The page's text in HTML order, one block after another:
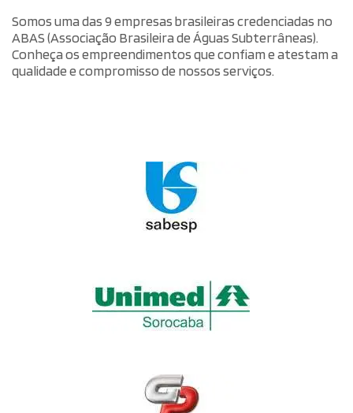
Somos uma das 9 empresas brasileiras credenciadas no
ABAS (Associação Brasileira de Águas Subterrâneas).
Conheça os empreendimentos que confiam e atestam a
qualidade e compromisso de nossos serviços.